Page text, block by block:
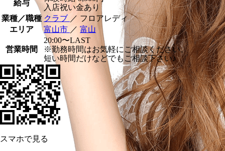
給与
入店祝い金あり
業種／職種 クラブ ／ フロアレディ
エリア
富山市 ／ 富山
営業時間
20:00〜LAST
※勤務時間はお気軽にご相談ください。
短い時間だけなどでもご相談下さい♪
スマホで見る